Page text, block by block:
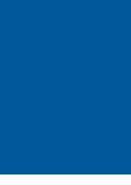
Facebook
auf Instagram
der eNu